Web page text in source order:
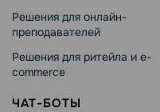
Решения для онлайн-
преподавателей
Решения для ритейла и e-
commerce
ЧАТ-БОТЫ